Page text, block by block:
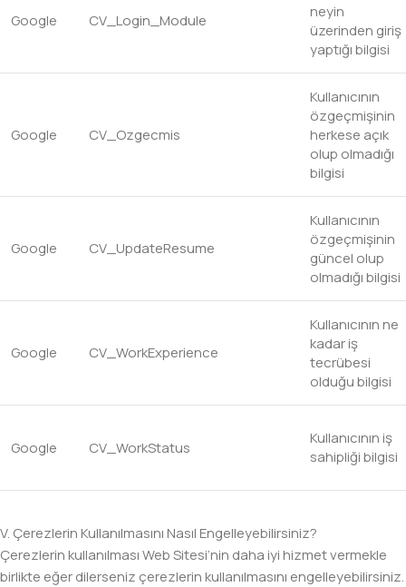
Google CV_Login_Module
neyin
üzerinden giriş
yaptığı bilgisi
Google CV_Ozgecmis
Kullanıcının
özgeçmişinin
herkese açık
olup olmadığı
bilgisi
Google CV_UpdateResume
Kullanıcının
özgeçmişinin
güncel olup
olmadığı bilgisi
Google CV_WorkExperience
Kullanıcının ne
kadar iş
tecrübesi
olduğu bilgisi
Google CV_WorkStatus
Kullanıcının iş
sahipliği bilgisi
V. Çerezlerin Kullanılmasını Nasıl Engelleyebilirsiniz?
Çerezlerin kullanılması Web Sitesi’nin daha iyi hizmet vermekle
birlikte eğer dilerseniz çerezlerin kullanılmasını engelleyebilirsiniz.